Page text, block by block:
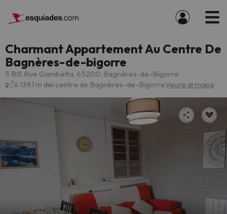
Charmant Appartement Au Centre De
Bagnères-de-bigorre
5 BIS Rue Gambetta, 65200, Bagnères-de-Bigorre
A 139.1 m del centre de Bagnères-de-BigorreVeure al mapa